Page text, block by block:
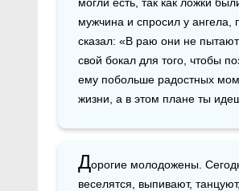
мужчина и спросил у ангела,
сказал: «В раю они не
свой бокал для того, чтобы
ему побольше радостных
жизни, а в этом плане ты
Дорогие молодожены.
веселятся, выпивают,